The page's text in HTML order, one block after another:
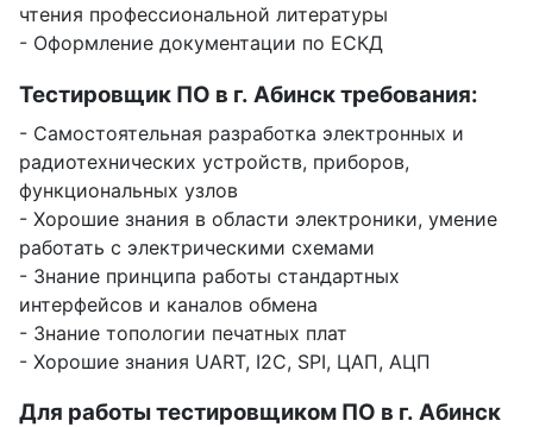
чтения профессиональной литературы
- Оформление документации по ЕСКД
Тестировщик ПО в г. Абинск требования:
- Самостоятельная разработка электронных и
радиотехнических устройств, приборов,
функциональных узлов
- Хорошие знания в области электроники, умение
работать с электрическими схемами
- Знание принципа работы стандартных
интерфейсов и каналов обмена
- Знание топологии печатных плат
- Хорошие знания UART, I2C, SPI, ЦАП, АЦП
Для работы тестировщиком ПО в г. Абинск